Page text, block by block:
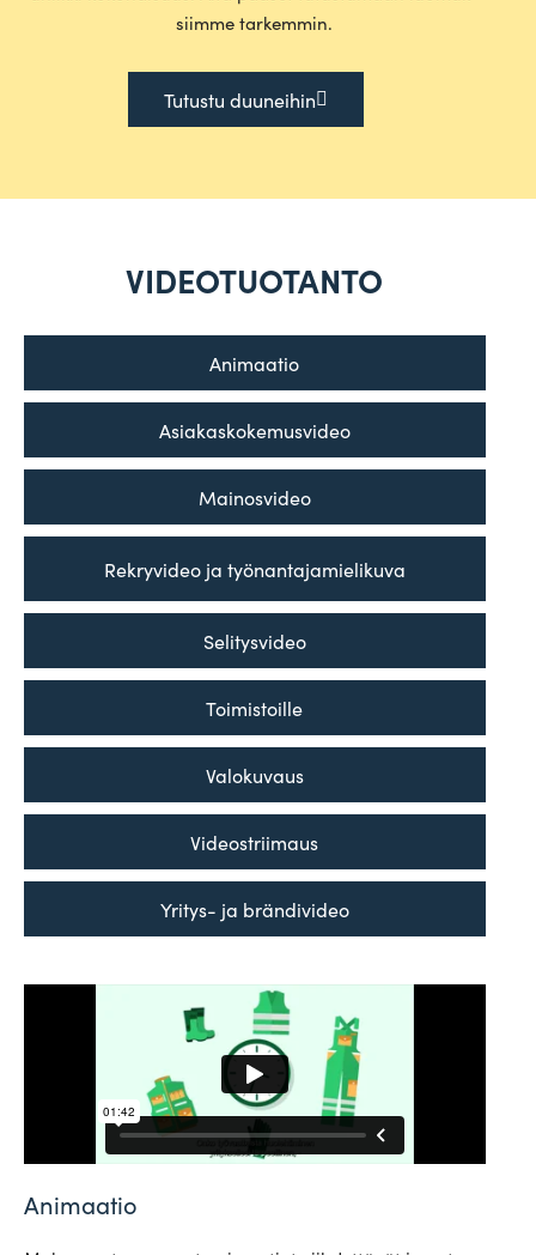
siimme tarkemmin.
Tutustu duu­neihin
VIDEOTUOTANTO
Ani­maatio
Asia­kas­ko­ke­mus­video
Mai­nos­video
Rek­ry­video ja työnantajamielikuva
Seli­tys­video
Toi­mis­toille
Valo­kuvaus
Video­striimaus
Yritys- ja brändivideo
Animaatio